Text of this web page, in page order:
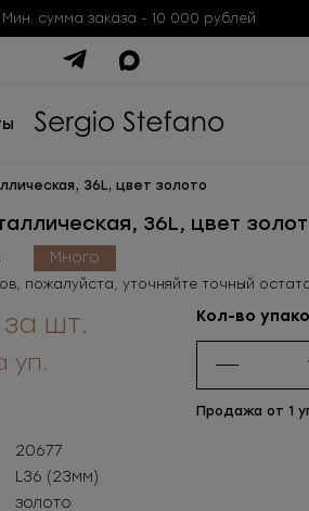
Мин. сумма заказа - 10 000 рублей
36L, цвет золото
36L, цвет
Много
пожалуйста, уточняйте точный
за шт.
уп.
Кол-во
Продажа от 1
20677
L36 (23мм)
золото